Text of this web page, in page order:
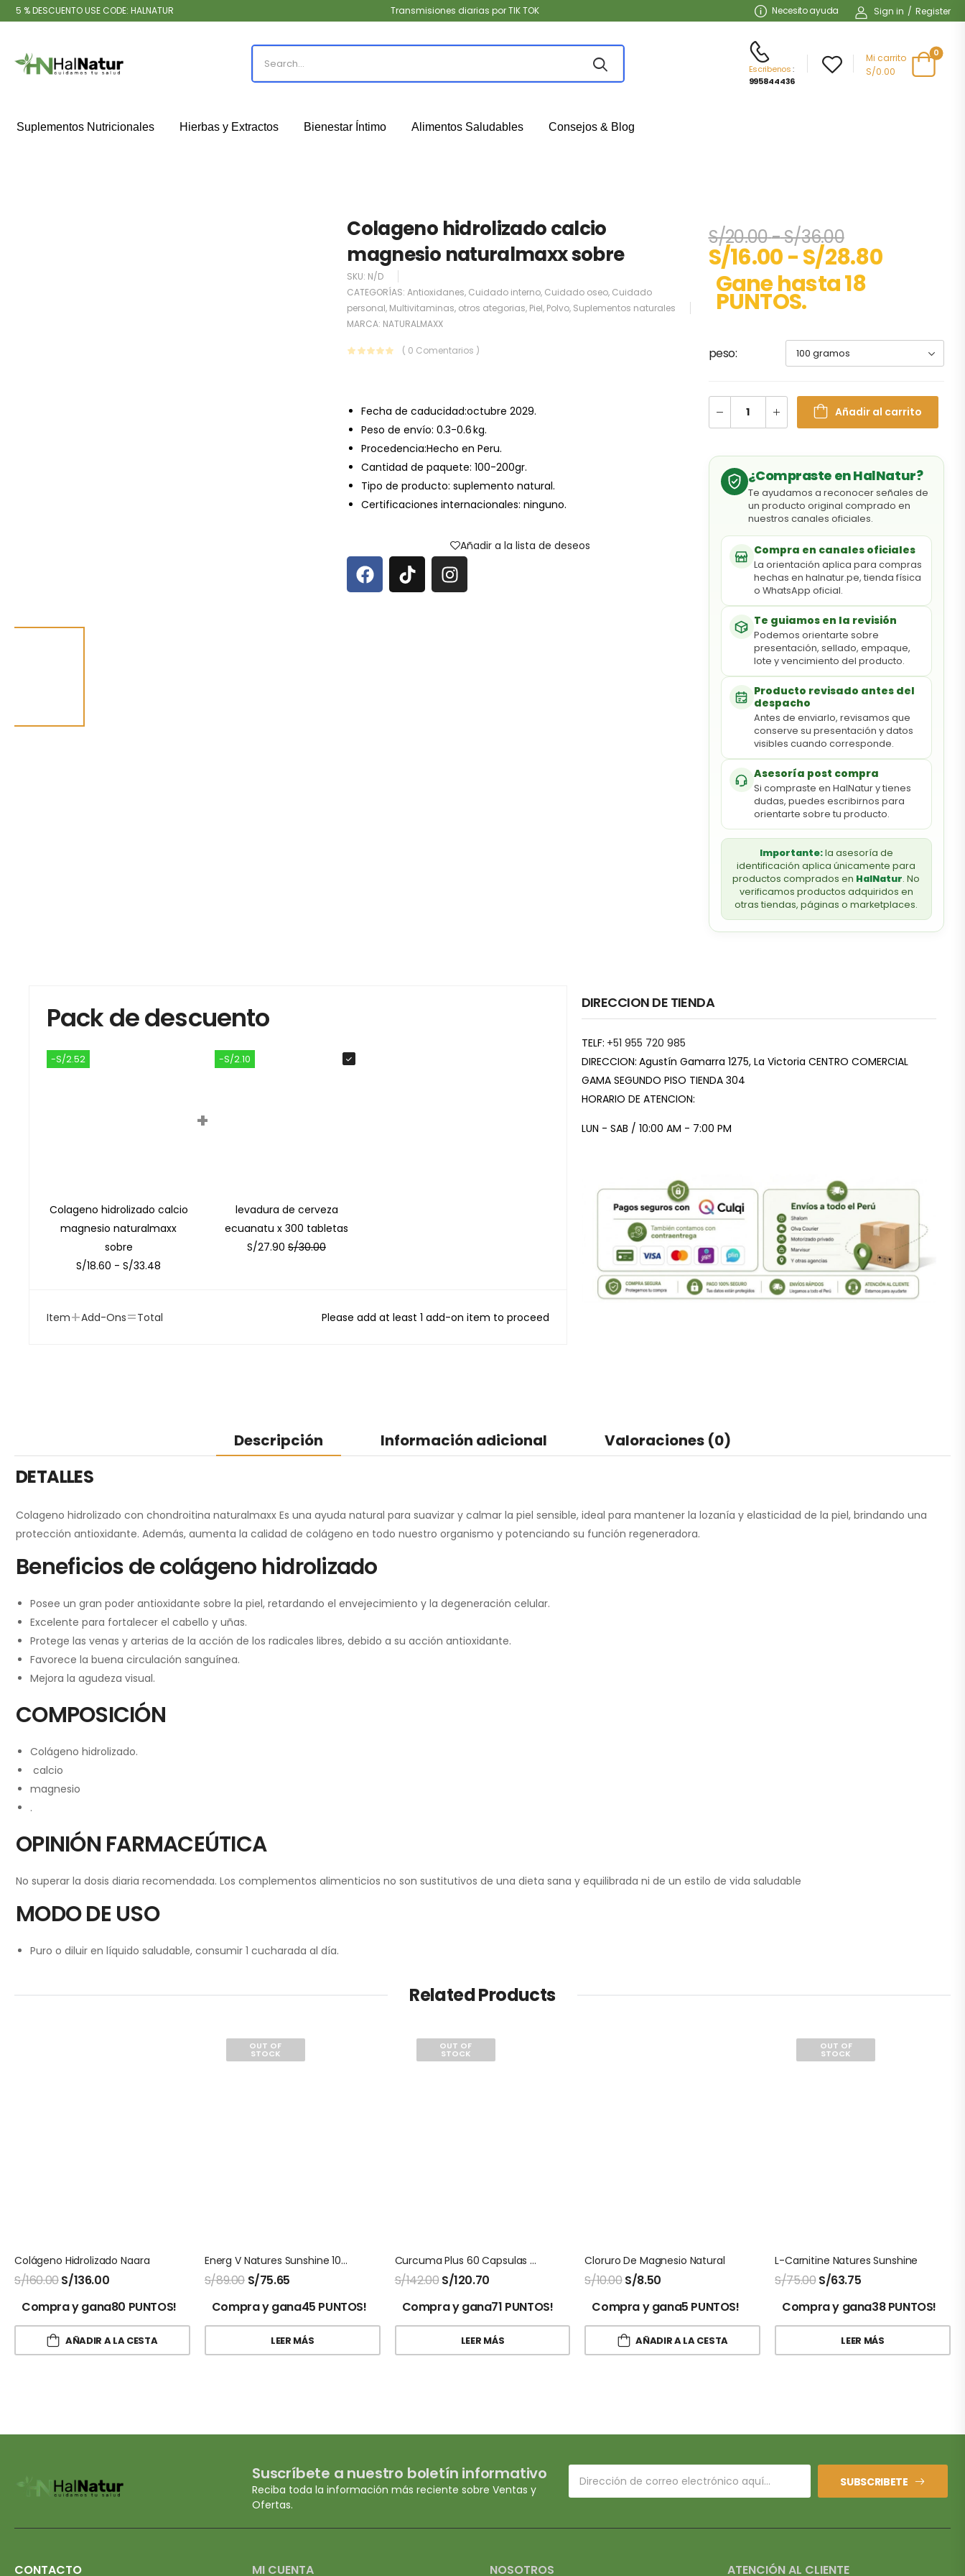
5 % DESCUENTO USE CODE: HALNATUR Transmisiones diarias por TIK TOK Necesito ayuda Sign in / Register
Escribenos:
995844436
Mi carrito
S/0.00
0
Suplementos Nutricionales Hierbas y Extractos Bienestar Íntimo Alimentos Saludables Consejos & Blog
Colageno hidrolizado calcio
magnesio naturalmaxx sobre
SKU: N/D
CATEGORÍAS:Antioxidanes, Cuidado interno, Cuidado oseo, Cuidado
personal, Multivitaminas, otros ategorias, Piel, Polvo, Suplementos naturales
MARCA: NATURALMAXX
( 0 Comentarios )
Fecha de caducidad:octubre 2029.
Peso de envío: 0.3-0.6 kg.
Procedencia:Hecho en Peru.
Cantidad de paquete: 100-200gr.
Tipo de producto: suplemento natural.
Certificaciones internacionales: ninguno.
Añadir a la lista de deseos
S/20.00-S/36.00
S/16.00-S/28.80
Gane hasta 18
PUNTOS.
peso
Añadir al carrito
¿Compraste en HalNatur?
Te ayudamos a reconocer señales de
un producto original comprado en
nuestros canales oficiales.
Compra en canales oficiales
La orientación aplica para compras
hechas en halnatur.pe, tienda física
o WhatsApp oficial.
Te guiamos en la revisión
Podemos orientarte sobre
presentación, sellado, empaque,
lote y vencimiento del producto.
Producto revisado antes del
despacho
Antes de enviarlo, revisamos que
conserve su presentación y datos
visibles cuando corresponde.
Asesoría post compra
Si compraste en HalNatur y tienes
dudas, puedes escribirnos para
orientarte sobre tu producto.
Importante:la asesoría de
identificación aplica únicamente para
productos comprados en HalNatur. No
verificamos productos adquiridos en
otras tiendas, páginas o marketplaces.
Pack de descuento
-S/2.52
Colageno hidrolizado calcio
magnesio naturalmaxx
sobre
S/18.60 - S/33.48
+
-S/2.10
levadura de cerveza
ecuanatu x 300 tabletas
S/27.90 S/30.00
Item+Add-Ons=Total Please add at least 1 add-on item to proceed
DIRECCION DE TIENDA
TELF: +51 955 720 985
DIRECCION: Agustín Gamarra 1275, La Victoria CENTRO COMERCIAL
GAMA SEGUNDO PISO TIENDA 304
HORARIO DE ATENCION:
LUN - SAB / 10:00 AM - 7:00 PM
Descripción Información adicional Valoraciones (0)
DETALLES
Colageno hidrolizado con chondroitina naturalmaxx Es una ayuda natural para suavizar y calmar la piel sensible, ideal para mantener la lozanía y elasticidad de la piel, brindando una
protección antioxidante. Además, aumenta la calidad de colágeno en todo nuestro organismo y potenciando su función regeneradora.
Beneficios de colágeno hidrolizado
Posee un gran poder antioxidante sobre la piel, retardando el envejecimiento y la degeneración celular.
Excelente para fortalecer el cabello y uñas.
Protege las venas y arterias de la acción de los radicales libres, debido a su acción antioxidante.
Favorece la buena circulación sanguínea.
Mejora la agudeza visual.
COMPOSICIÓN
Colágeno hidrolizado.
calcio
magnesio
.
OPINIÓN FARMACEÚTICA
No superar la dosis diaria recomendada. Los complementos alimenticios no son sustitutivos de una dieta sana y equilibrada ni de un estilo de vida saludable
MODO DE USO
Puro o diluir en líquido saludable, consumir 1 cucharada al día.
Related Products
Colágeno Hidrolizado Naara
S/160.00S/136.00
Compra y gana80 PUNTOS!
AÑADIR A LA CESTA
OUT OF
STOCK
Energ V Natures Sunshine 100 Capsulas
S/89.00 S/75.65
Compra y gana45 PUNTOS!
LEER MÁS
OUT OF
STOCK
Curcuma Plus 60 Capsulas Natures Sunshine
S/142.00S/120.70
Compra y gana71 PUNTOS!
LEER MÁS
Cloruro De Magnesio Natural
S/10.00S/8.50
Compra y gana5 PUNTOS!
AÑADIR A LA CESTA
OUT OF
STOCK
L-Carnitine Natures Sunshine
S/75.00 S/63.75
Compra y gana38 PUNTOS!
LEER MÁS
Suscríbete a nuestro boletín informativo
Reciba toda la información más reciente sobre Ventas y
Ofertas.
SUBSCRIBETE
CONTACTO MI CUENTA NOSOTROS ATENCIÓN AL CLIENTE